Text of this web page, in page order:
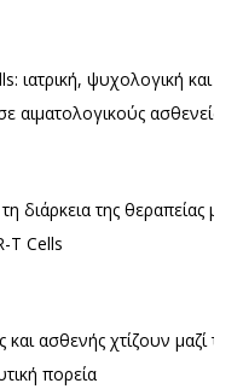
ιατρική, ψυχολογική και
αιματολογικούς ασθενείς
διάρκεια της θεραπείας με
T Cells
ασθενής χτίζουν μαζί τη
πορεία